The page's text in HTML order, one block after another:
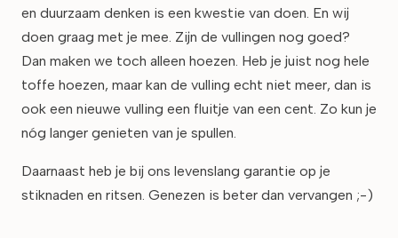
en duurzaam denken is een kwestie van doen. En wij
doen graag met je mee. Zijn de vullingen nog goed?
Dan maken we toch alleen hoezen. Heb je juist nog hele
toffe hoezen, maar kan de vulling echt niet meer, dan is
ook een nieuwe vulling een fluitje van een cent. Zo kun je
nóg langer genieten van je spullen.
Daarnaast heb je bij ons levenslang garantie op je
stiknaden en ritsen. Genezen is beter dan vervangen ;-)